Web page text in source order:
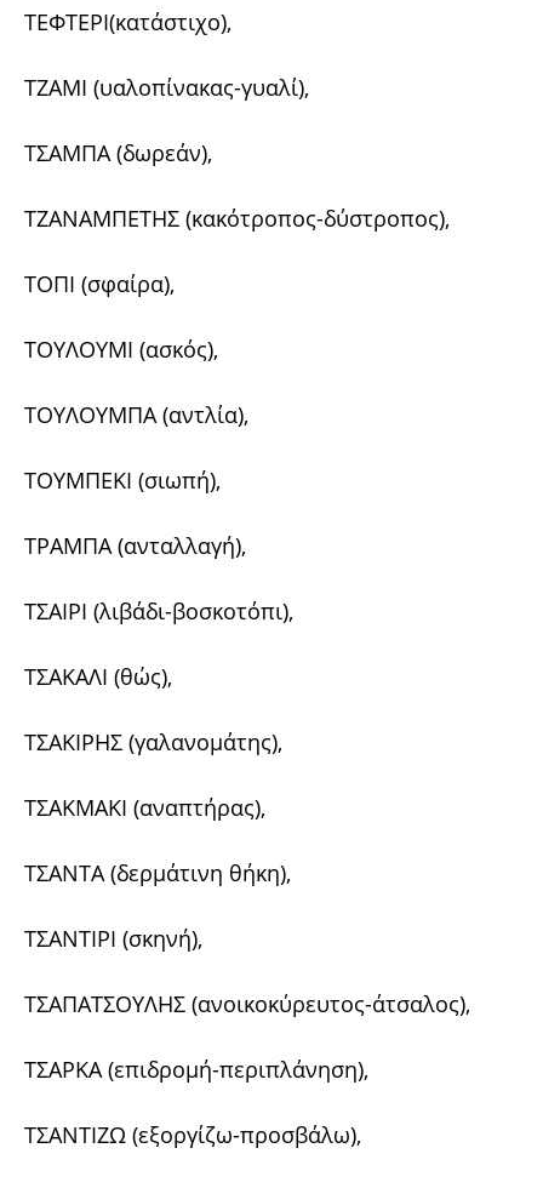
ΤΕΦΤΕΡΙ(κατάστιχο),
ΤΖΑΜΙ (υαλοπίνακας-γυαλί),
ΤΣΑΜΠΑ (δωρεάν),
ΤΖΑΝΑΜΠΕΤΗΣ (κακότροπος-δύστροπος),
ΤΟΠΙ (σφαίρα),
ΤΟΥΛΟΥΜΙ (ασκός),
ΤΟΥΛΟΥΜΠΑ (αντλία),
ΤΟΥΜΠΕΚΙ (σιωπή),
ΤΡΑΜΠΑ (ανταλλαγή),
ΤΣΑΙΡΙ (λιβάδι-βοσκοτόπι),
ΤΣΑΚΑΛΙ (θώς),
ΤΣΑΚΙΡΗΣ (γαλανομάτης),
ΤΣΑΚΜΑΚΙ (αναπτήρας),
ΤΣΑΝΤΑ (δερμάτινη θήκη),
ΤΣΑΝΤΙΡΙ (σκηνή),
ΤΣΑΠΑΤΣΟΥΛΗΣ (ανοικοκύρευτος-άτσαλος),
ΤΣΑΡΚΑ (επιδρομή-περιπλάνηση),
ΤΣΑΝΤΙΖΩ (εξοργίζω-προσβάλω),